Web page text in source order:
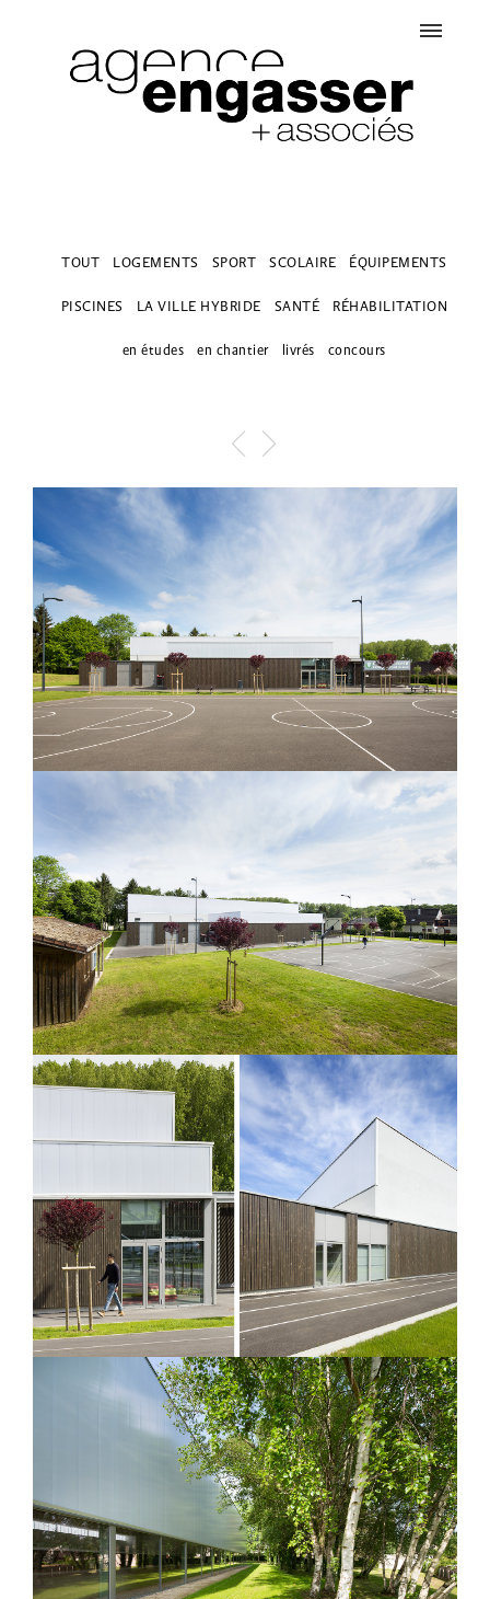
TOUT LOGEMENTS SPORT SCOLAIRE ÉQUIPEMENTS
PISCINES LA VILLE HYBRIDE SANTÉ RÉHABILITATION
en études en chantier livrés concours